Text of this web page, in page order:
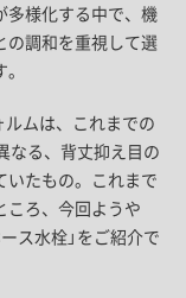
多様化する中で、機
の調和を重視して選
ルムは、これまでの
なる、背丈抑え目の
いたもの。これまで
ころ、今回ようや
ス水栓」をご紹介で